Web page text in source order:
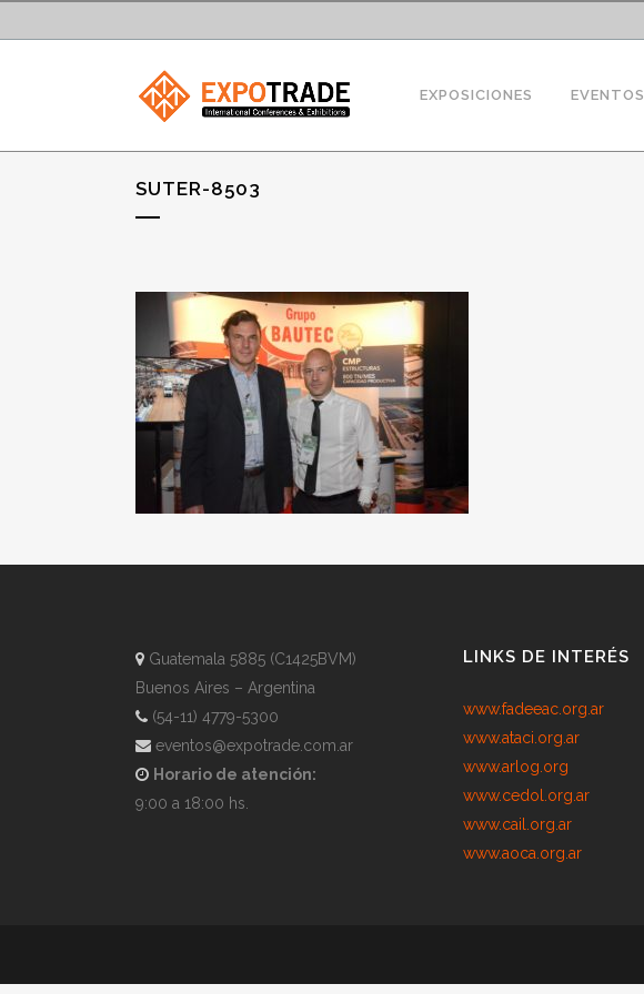
EXPOSICIONES EVENTOS
SUTER-8503
Guatemala 5885 (C1425BVM)
Buenos Aires – Argentina
(54-11) 4779-5300
eventos@expotrade.com.ar
Horario de atención:
9:00 a 18:00 hs.
LINKS DE INTERÉS
www.fadeeac.org.ar
www.ataci.org.ar
www.arlog.org
www.cedol.org.ar
www.cail.org.ar
www.aoca.org.ar